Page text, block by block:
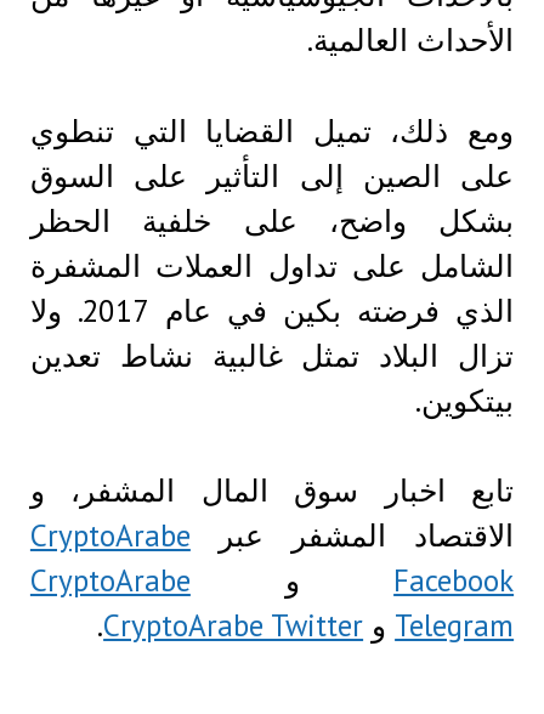
الأحداث العالمية.
ومع ذلك، تميل القضايا التي تنطوي
على الصين إلى التأثير على السوق
بشكل واضح، على خلفية الحظر
الشامل على تداول العملات المشفرة
الذي فرضته بكين في عام 2017. ولا
تزال البلاد تمثل غالبية نشاط تعدين
بيتكوين.
تابع اخبار سوق المال المشفر، و
الاقتصاد المشفر عبر CryptoArabe
Facebook و CryptoArabe
Telegram و CryptoArabe Twitter
.